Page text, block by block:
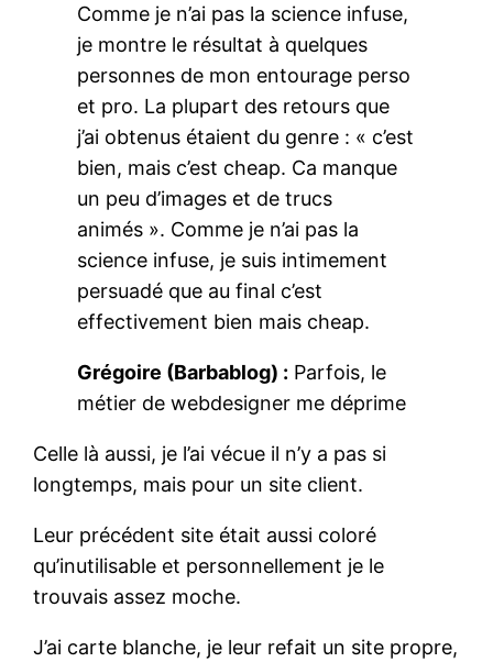
Comme je n’ai pas la science infuse,
je montre le résultat à quelques
personnes de mon entourage perso
et pro. La plupart des retours que
j’ai obtenus étaient du genre : « c’est
bien, mais c’est cheap. Ca manque
un peu d’images et de trucs
animés ». Comme je n’ai pas la
science infuse, je suis intimement
persuadé que au final c’est
effectivement bien mais cheap.
Grégoire (Barbablog) : Parfois, le
métier de webdesigner me déprime
Celle là aussi, je l’ai vécue il n’y a pas si
longtemps, mais pour un site client.
Leur précédent site était aussi coloré
qu’inutilisable et personnellement je le
trouvais assez moche.
J’ai carte blanche, je leur refait un site propre,